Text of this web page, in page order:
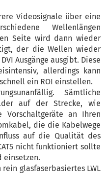
Videosignale über eine
Wellenlängen
Seite wird dann wieder
der die Wellen wieder
Ausgänge ausgibt. Diese
allerdings kann
ein ROI einstellen.
Sämtliche
auf der Strecke, wie
Vorschaltgeräte an Ihren
die die Kabelwege
auf die Qualität des
nicht funktioniert sollte
einsetzen.
glasfaserbasiertes LWL